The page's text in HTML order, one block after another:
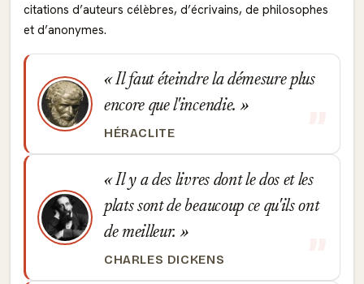
citations d’auteurs célèbres, d’écrivains, de philosophes
et d’anonymes.
Il faut éteindre la démesure plus
encore que l'incendie.
HÉRACLITE
Il y a des livres dont le dos et les
plats sont de beaucoup ce qu'ils ont
de meilleur.
CHARLES DICKENS